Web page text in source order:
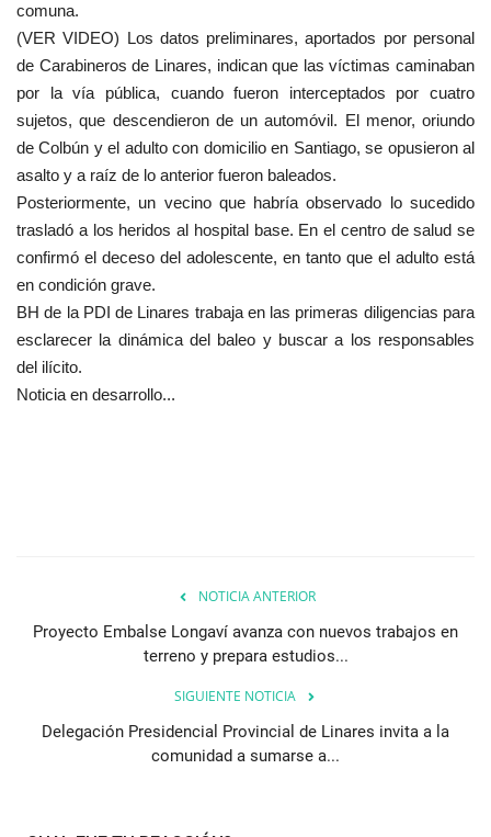
comuna.
(VER VIDEO) Los datos preliminares, aportados por personal
de Carabineros de Linares, indican que las víctimas caminaban
por la vía pública, cuando fueron interceptados por cuatro
sujetos, que descendieron de un automóvil. El menor, oriundo
de Colbún y el adulto con domicilio en Santiago, se opusieron al
asalto y a raíz de lo anterior fueron baleados.
Posteriormente, un vecino que habría observado lo sucedido
trasladó a los heridos al hospital base. En el centro de salud se
confirmó el deceso del adolescente, en tanto que el adulto está
en condición grave.
BH de la PDI de Linares trabaja en las primeras diligencias para
esclarecer la dinámica del baleo y buscar a los responsables
del ilícito.
Noticia en desarrollo...
NOTICIA ANTERIOR
Proyecto Embalse Longaví avanza con nuevos trabajos en
terreno y prepara estudios...
SIGUIENTE NOTICIA
Delegación Presidencial Provincial de Linares invita a la
comunidad a sumarse a...